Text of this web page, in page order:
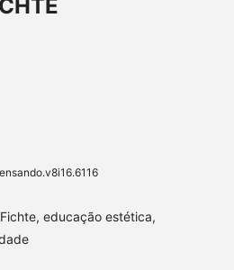
educação estética,